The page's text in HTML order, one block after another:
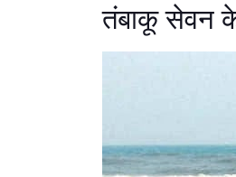
तंबाकू सेवन